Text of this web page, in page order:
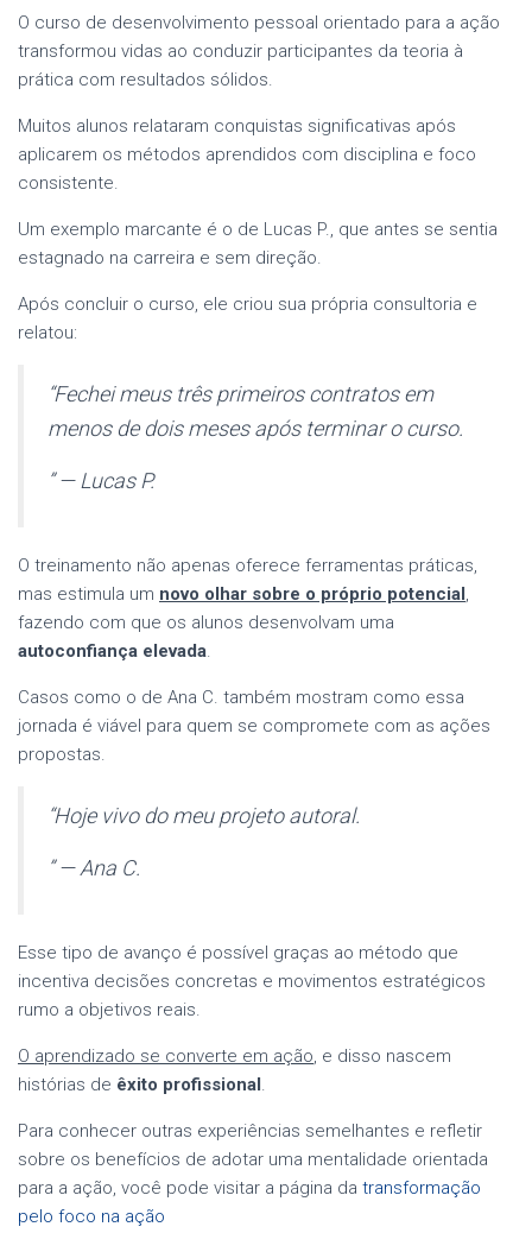
O curso de desenvolvimento pessoal orientado para a ação
transformou vidas ao conduzir participantes da teoria à
prática com resultados sólidos.
Muitos alunos relataram conquistas significativas após
aplicarem os métodos aprendidos com disciplina e foco
consistente.
Um exemplo marcante é o de Lucas P., que antes se sentia
estagnado na carreira e sem direção.
Após concluir o curso, ele criou sua própria consultoria e
relatou:
“Fechei meus três primeiros contratos em
menos de dois meses após terminar o curso.
” — Lucas P.
O treinamento não apenas oferece ferramentas práticas,
mas estimula um novo olhar sobre o próprio potencial,
fazendo com que os alunos desenvolvam uma
autoconfiança elevada.
Casos como o de Ana C. também mostram como essa
jornada é viável para quem se compromete com as ações
propostas.
“Hoje vivo do meu projeto autoral.
” — Ana C.
Esse tipo de avanço é possível graças ao método que
incentiva decisões concretas e movimentos estratégicos
rumo a objetivos reais.
O aprendizado se converte em ação, e disso nascem
histórias de êxito profissional.
Para conhecer outras experiências semelhantes e refletir
sobre os benefícios de adotar uma mentalidade orientada
para a ação, você pode visitar a página da transformação
pelo foco na ação